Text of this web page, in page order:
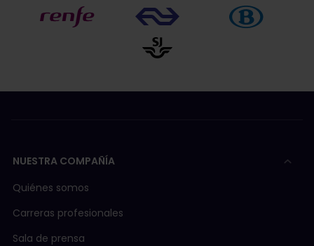
NUESTRA COMPAÑÍA
Quiénes somos
Carreras profesionales
Sala de prensa